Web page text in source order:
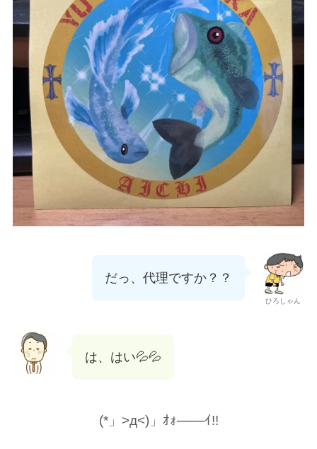
ひろしゃん
だっ、代理ですか？？
は、はい💦💦
(*」>д<)」ｵｫ───ｲ!!